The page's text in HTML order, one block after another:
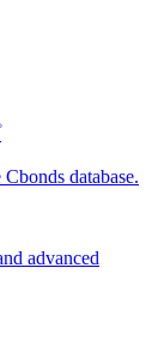
database.
advanced